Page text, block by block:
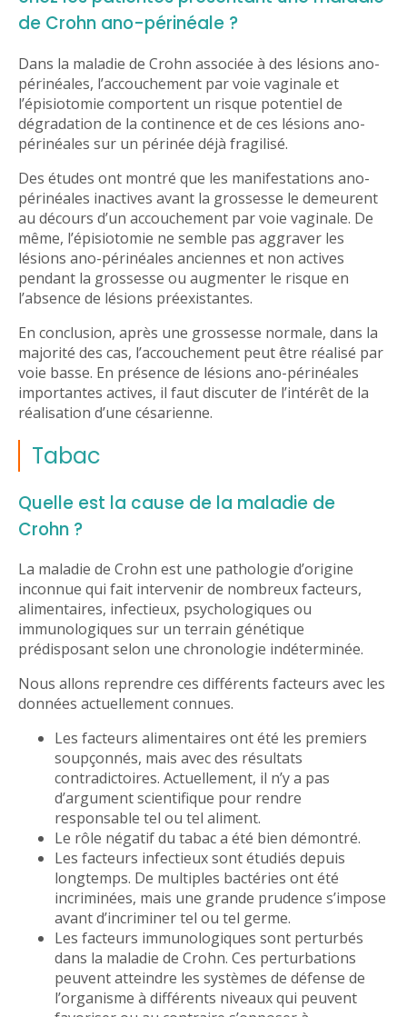
de Crohn ano-périnéale ?
Dans la maladie de Crohn associée à des lésions ano-
périnéales, l’accouchement par voie vaginale et
l’épisiotomie comportent un risque potentiel de
dégradation de la continence et de ces lésions ano-
périnéales sur un périnée déjà fragilisé.
Des études ont montré que les manifestations ano-
périnéales inactives avant la grossesse le demeurent
au décours d’un accouchement par voie vaginale. De
même, l’épisiotomie ne semble pas aggraver les
lésions ano-périnéales anciennes et non actives
pendant la grossesse ou augmenter le risque en
l’absence de lésions préexistantes.
En conclusion, après une grossesse normale, dans la
majorité des cas, l’accouchement peut être réalisé par
voie basse. En présence de lésions ano-périnéales
importantes actives, il faut discuter de l’intérêt de la
réalisation d’une césarienne.
Tabac
Quelle est la cause de la maladie de
Crohn ?
La maladie de Crohn est une pathologie d’origine
inconnue qui fait intervenir de nombreux facteurs,
alimentaires, infectieux, psychologiques ou
immunologiques sur un terrain génétique
prédisposant selon une chronologie indéterminée.
Nous allons reprendre ces différents facteurs avec les
données actuellement connues.
Les facteurs alimentaires ont été les premiers
soupçonnés, mais avec des résultats
contradictoires. Actuellement, il n’y a pas
d’argument scientifique pour rendre
responsable tel ou tel aliment.
Le rôle négatif du tabac a été bien démontré.
Les facteurs infectieux sont étudiés depuis
longtemps. De multiples bactéries ont été
incriminées, mais une grande prudence s’impose
avant d’incriminer tel ou tel germe.
Les facteurs immunologiques sont perturbés
dans la maladie de Crohn. Ces perturbations
peuvent atteindre les systèmes de défense de
l’organisme à différents niveaux qui peuvent